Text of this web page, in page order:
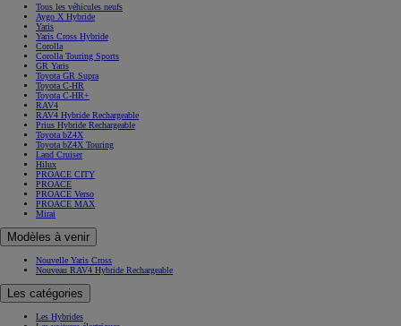
Tous les véhicules neufs
Aygo X Hybride
Yaris
Yaris Cross Hybride
Corolla
Corolla Touring Sports
GR Yaris
Toyota GR Supra
Toyota C-HR
Toyota C-HR+
RAV4
RAV4 Hybride Rechargeable
Prius Hybride Rechargeable
Toyota bZ4X
Toyota bZ4X Touring
Land Cruiser
Hilux
PROACE CITY
PROACE
PROACE Verso
PROACE MAX
Mirai
Modèles à venir
Nouvelle Yaris Cross
Nouveau RAV4 Hybride Rechargeable
Les catégories
Les Hybrides